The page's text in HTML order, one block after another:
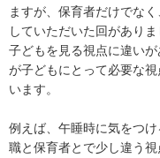
ますが、保育者だけでな
していただいた回があり
子どもを見る視点に違い
が子どもにとって必要な
います。
例えば、午睡時に気をつ
職と保育者とで少し違う